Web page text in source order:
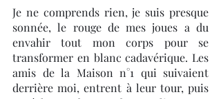
Je ne comprends rien, je suis presque
sonnée, le rouge de mes joues a du
envahir tout mon corps pour se
transformer en blanc cadavérique. Les
amis de la Maison n°1 qui suivaient
derrière moi, entrent à leur tour, puis